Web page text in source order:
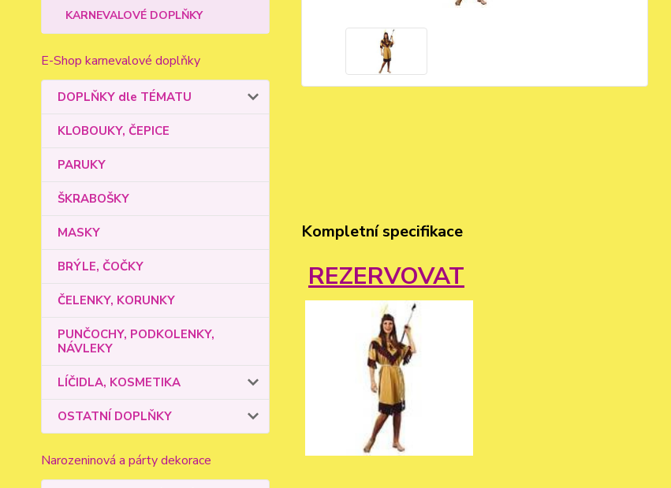
KARNEVALOVÉ DOPLŇKY
E-Shop karnevalové doplňky
DOPLŇKY dle TÉMATU
KLOBOUKY, ČEPICE
PARUKY
ŠKRABOŠKY
MASKY
BRÝLE, ČOČKY
ČELENKY, KORUNKY
PUNČOCHY, PODKOLENKY,
NÁVLEKY
LÍČIDLA, KOSMETIKA
OSTATNÍ DOPLŇKY
Narozeninová a párty dekorace
Kompletní specifikace
REZERVOVAT